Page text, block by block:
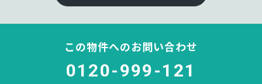
空
相談
この物件へのお問い合わせ
0120-999-121